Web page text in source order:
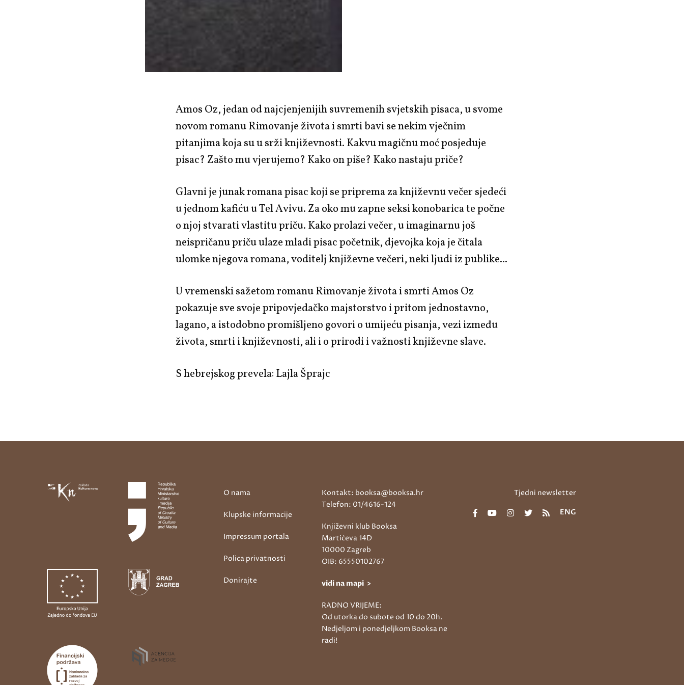
Amos Oz, jedan od najcjenjenijih suvremenih svjetskih pisaca, u svome
novom romanuRimovanje života i smrtibavi se nekim vječnim
pitanjima koja su u srži književnosti. Kakvu magičnu moć posjeduje
pisac? Zašto mu vjerujemo? Kako on piše? Kako nastaju priče?
Glavni je junak romana pisac koji se priprema za književnu večer sjedeći
u jednom kafiću uTel Avivu. Za oko mu zapne seksi konobarica te počne
o njoj stvarati vlastitu priču. Kako prolazi večer, u imaginarnu još
neispričanu priču ulaze mladi pisac početnik, djevojka koja je čitala
ulomke njegova romana, voditelj književne večeri, neki ljudi iz publike...
U vremenski sažetom romanuRimovanje života i smrtiAmos Oz
pokazuje sve svoje pripovjedačko majstorstvo i pritom jednostavno,
lagano, a istodobno promišljeno govori o umijeću pisanja, vezi između
života, smrti i književnosti, ali i o prirodi i važnosti književne slave.
S hebrejskog prevela: Lajla Šprajc
O nama
Klupske informacije
Impressum portala
Polica privatnosti
Donirajte
Kontakt: booksa@booksa.hr
Telefon: 01/4616-124
Književni klub Booksa
Martićeva 14D
10000 Zagreb
OIB: 65550102767
vidi na mapi >
RADNO VRIJEME:
Od utorka do subote od 10 do 20h.
Nedjeljom i ponedjeljkom Booksa ne
radi!
Tjedni newsletter
ENG